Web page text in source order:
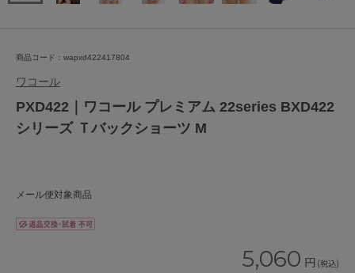
商品コード：wapxd422417804
ワコール
PXD422｜ワコール プレミアム 22series BXD422
シリーズ Ｔバックショーツ M
メール便対象商品
5,060 円 (税込)